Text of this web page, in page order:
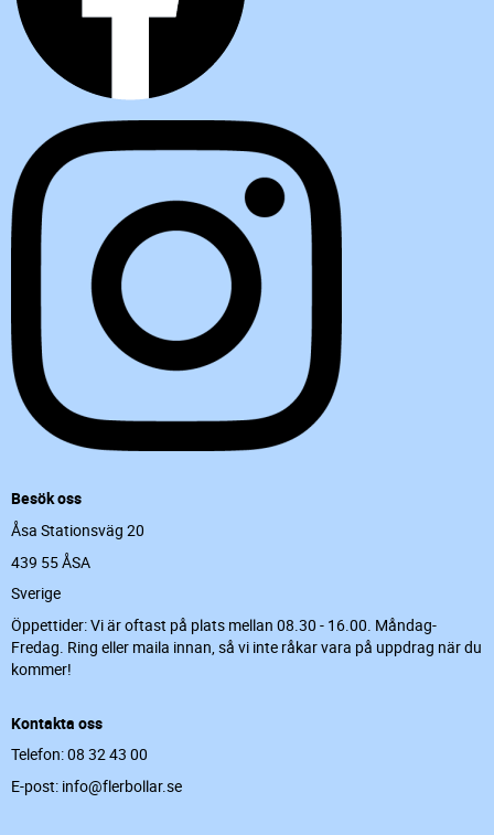
Besök oss
Åsa Stationsväg 20
439 55 ÅSA
Sverige
Öppettider: Vi är oftast på plats mellan 08.30 - 16.00. Måndag-
Fredag. Ring eller maila innan, så vi inte råkar vara på uppdrag när du
kommer!
Kontakta oss
Telefon: 08 32 43 00
E-post: info@flerbollar.se